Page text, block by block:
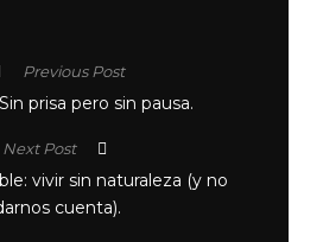
Previous Post
prisa pero sin pausa.
Next Post
vivir sin naturaleza (y no
cuenta).